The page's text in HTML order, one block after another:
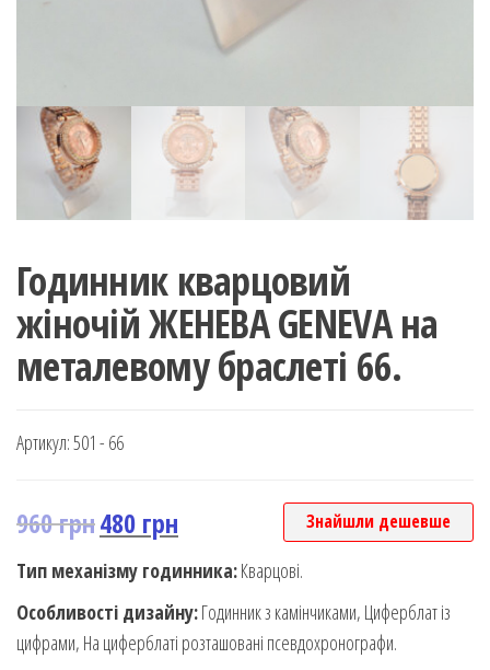
Годинник кварцовий
жіночій ЖЕНЕВА GENEVA на
металевому браслеті 66.
Артикул:501 - 66
960грн480 грн Знайшли дешевше
Тип механізму годинника:Кварцові.
Особливості дизайну:Годинник з камінчиками, Циферблат із
цифрами, На циферблаті розташовані псевдохронографи.